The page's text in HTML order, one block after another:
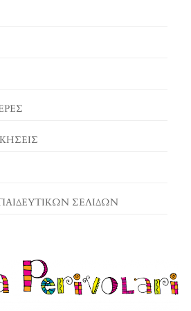
ΣΕΛΙΔΩΝ